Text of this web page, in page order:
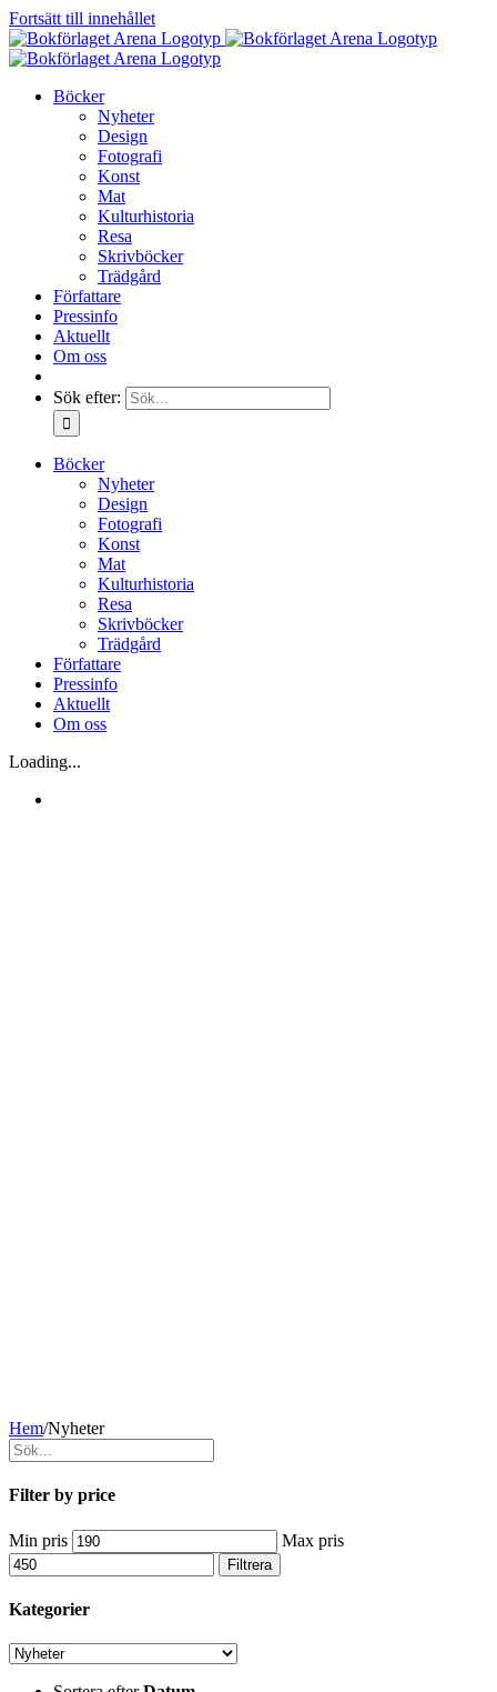
Fortsätt till innehållet
Böcker
Nyheter
Design
Fotografi
Konst
Mat
Kulturhistoria
Resa
Skrivböcker
Trädgård
Författare
Pressinfo
Aktuellt
Om oss
Sök efter:
Böcker
Nyheter
Design
Fotografi
Konst
Mat
Kulturhistoria
Resa
Skrivböcker
Trädgård
Författare
Pressinfo
Aktuellt
Om oss
Loading...
Hem/Nyheter
Filter by price
Min pris Max pris
Filtrera
Kategorier